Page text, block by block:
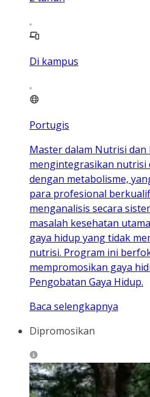
Di kampus
Portugis
Master dalam Nutrisi
mengintegrasikan nutrisi
dengan metabolisme,
para profesional
menganalisis secara
masalah kesehatan
gaya hidup yang tidak
nutrisi. Program ini
mempromosikan gaya
Pengobatan Gaya Hidup.
Baca selengkapnya
Dipromosikan